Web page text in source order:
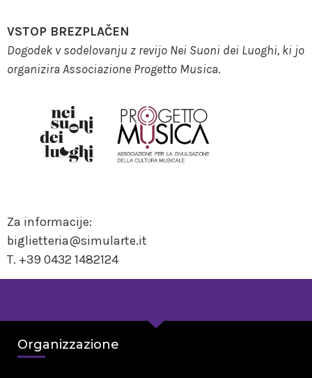
VSTOP BREZPLAČEN
Dogodek v sodelovanju z revijo Nei Suoni dei Luoghi, ki jo
organizira Associazione Progetto Musica.
Za informacije:
biglietteria@simularte.it
T. +39 0432 1482124
Organizzazione